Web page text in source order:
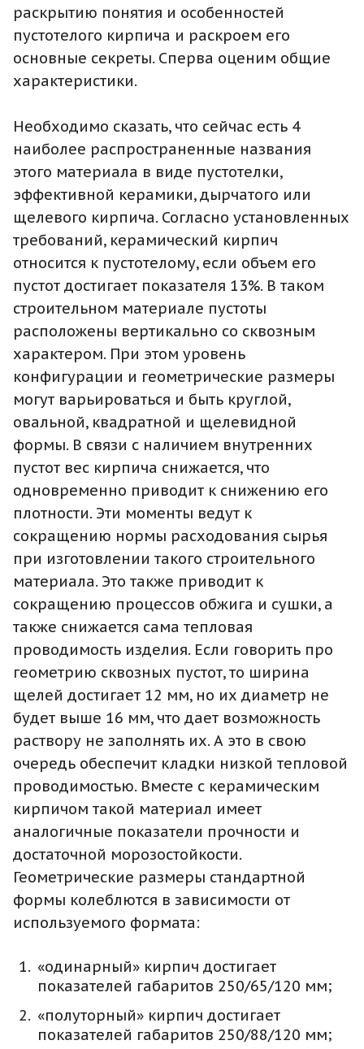
раскрытию понятия и особенностей
пустотелого кирпича и раскроем его
основные секреты. Сперва оценим общие
характеристики.
Необходимо сказать, что сейчас есть 4
наиболее распространенные названия
этого материала в виде пустотелки,
эффективной керамики, дырчатого или
щелевого кирпича. Согласно установленных
требований, керамический кирпич
относится к пустотелому, если объем его
пустот достигает показателя 13%. В таком
строительном материале пустоты
расположены вертикально со сквозным
характером. При этом уровень
конфигурации и геометрические размеры
могут варьироваться и быть круглой,
овальной, квадратной и щелевидной
формы. В связи с наличием внутренних
пустот вес кирпича снижается, что
одновременно приводит к снижению его
плотности. Эти моменты ведут к
сокращению нормы расходования сырья
при изготовлении такого строительного
материала. Это также приводит к
сокращению процессов обжига и сушки, а
также снижается сама тепловая
проводимость изделия. Если говорить про
геометрию сквозных пустот, то ширина
щелей достигает 12 мм, но их диаметр не
будет выше 16 мм, что дает возможность
раствору не заполнять их. А это в свою
очередь обеспечит кладки низкой тепловой
проводимостью. Вместе с керамическим
кирпичом такой материал имеет
аналогичные показатели прочности и
достаточной морозостойкости.
Геометрические размеры стандартной
формы колеблются в зависимости от
используемого формата:
«одинарный» кирпич достигает
показателей габаритов 250/65/120 мм;
«полуторный» кирпич достигает
показателей габаритов 250/88/120 мм;